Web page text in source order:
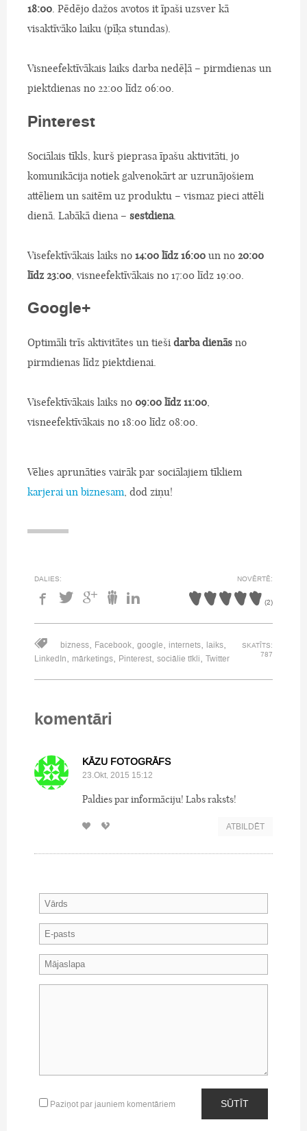
18:00. Pēdējo dažos avotos it īpaši uzsver kā
visaktīvāko laiku (pīķa stundas).
Visneefektīvākais laiks darba nedēļā – pirmdienas un
piektdienas no 22:00 līdz 06:00.
Pinterest
Sociālais tīkls, kurš pieprasa īpašu aktivitāti, jo
komunikācija notiek galvenokārt ar uzrunājošiem
attēliem un saitēm uz produktu – vismaz pieci attēli
dienā. Labākā diena – sestdiena.
Visefektīvākais laiks no 14:00 līdz 16:00 un no 20:00
līdz 23:00 , visneefektīvākais no 17:00 līdz 19:00.
Google+
Optimāli trīs aktivitātes un tieši darba dienās no
pirmdienas līdz piektdienai.
Visefektīvākais laiks no 09:00 līdz 11:00,
visneefektīvākais no 18:00 līdz 08:00.
Vēlies aprunāties vairāk par sociālajiem tīkliem
karjerai un biznesam, dod ziņu!
DALIES: NOVĒRTĒ:
(2)
bizness, Facebook, google, internets, laiks,
LinkedIn, mārketings, Pinterest, sociālie tīkli, Twitter
SKATĪTS:
787
komentāri
KĀZU FOTOGRĀFS
23.Okt, 2015 15:12
Paldies par informāciju! Labs raksts!
ATBILDĒT
Paziņot par jauniem komentāriem SŪTĪT